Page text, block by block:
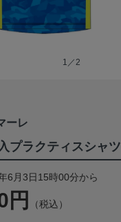
1／2
ーレ
プラクティスシャツ
6月3日15時00分から
円 （税込）